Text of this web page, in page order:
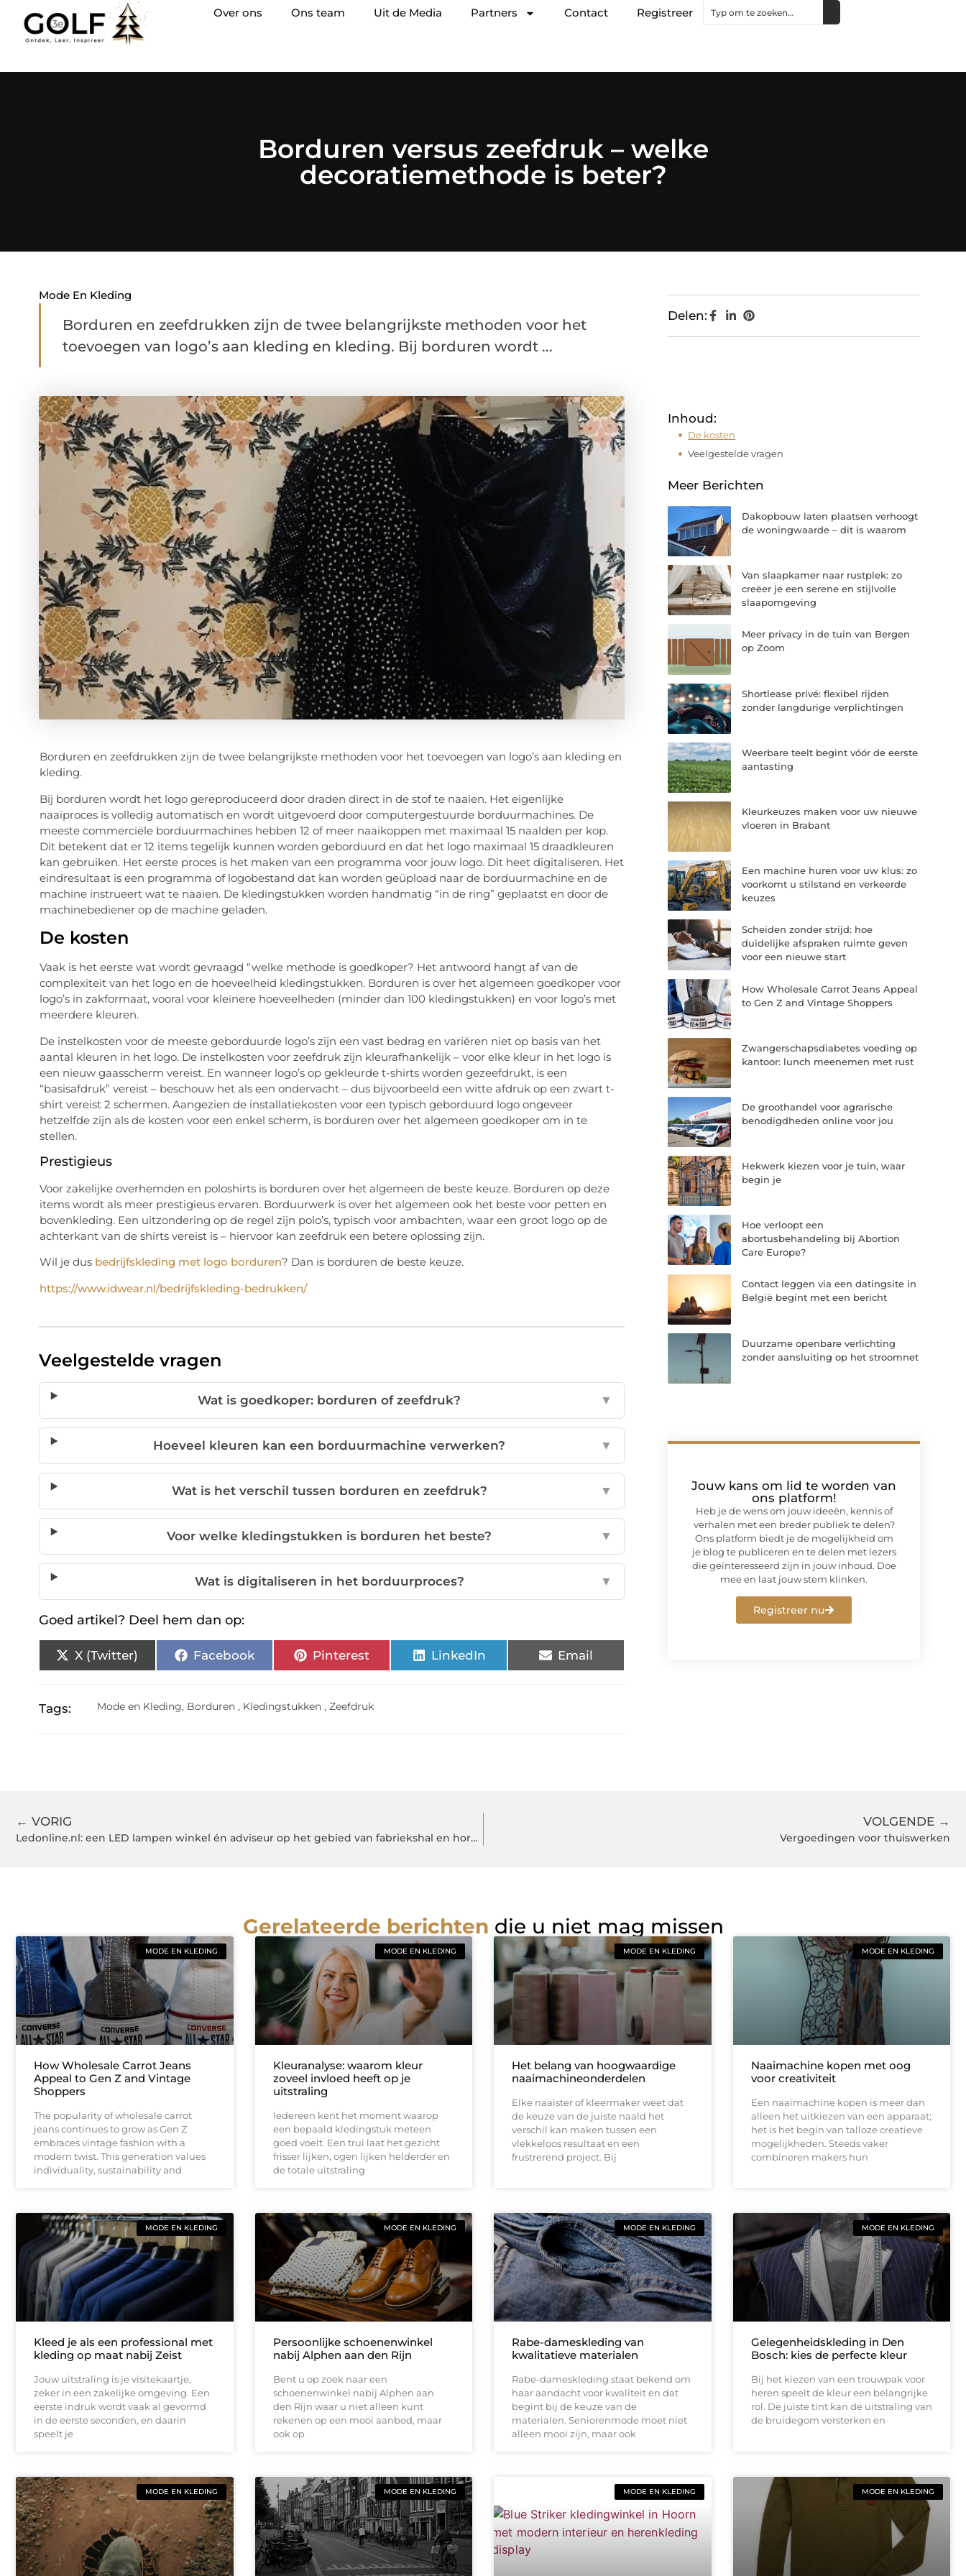
Over ons Ons team Uit de Media Partners Contact Registreer
Borduren versus zeefdruk – welke
decoratiemethode is beter?
Mode En Kleding
Borduren en zeefdrukken zijn de twee belangrijkste methoden voor het
toevoegen van logo’s aan kleding en kleding. Bij borduren wordt ...
Borduren en zeefdrukken zijn de twee belangrijkste methoden voor het toevoegen van logo’s aan kleding en
kleding.
Bij borduren wordt het logo gereproduceerd door draden direct in de stof te naaien. Het eigenlijke
naaiproces is volledig automatisch en wordt uitgevoerd door computergestuurde borduurmachines. De
meeste commerciële borduurmachines hebben 12 of meer naaikoppen met maximaal 15 naalden per kop.
Dit betekent dat er 12 items tegelijk kunnen worden geborduurd en dat het logo maximaal 15 draadkleuren
kan gebruiken. Het eerste proces is het maken van een programma voor jouw logo. Dit heet digitaliseren. Het
eindresultaat is een programma of logobestand dat kan worden geüpload naar de borduurmachine en de
machine instrueert wat te naaien. De kledingstukken worden handmatig “in de ring” geplaatst en door de
machinebediener op de machine geladen.
De kosten
Vaak is het eerste wat wordt gevraagd “welke methode is goedkoper? Het antwoord hangt af van de
complexiteit van het logo en de hoeveelheid kledingstukken. Borduren is over het algemeen goedkoper voor
logo’s in zakformaat, vooral voor kleinere hoeveelheden (minder dan 100 kledingstukken) en voor logo’s met
meerdere kleuren.
De instelkosten voor de meeste geborduurde logo’s zijn een vast bedrag en variëren niet op basis van het
aantal kleuren in het logo. De instelkosten voor zeefdruk zijn kleurafhankelijk – voor elke kleur in het logo is
een nieuw gaasscherm vereist. En wanneer logo’s op gekleurde t-shirts worden gezeefdrukt, is een
“basisafdruk” vereist – beschouw het als een ondervacht – dus bijvoorbeeld een witte afdruk op een zwart t-
shirt vereist 2 schermen. Aangezien de installatiekosten voor een typisch geborduurd logo ongeveer
hetzelfde zijn als de kosten voor een enkel scherm, is borduren over het algemeen goedkoper om in te
stellen.
Prestigieus
Voor zakelijke overhemden en poloshirts is borduren over het algemeen de beste keuze. Borduren op deze
items wordt als meer prestigieus ervaren. Borduurwerk is over het algemeen ook het beste voor petten en
bovenkleding. Een uitzondering op de regel zijn polo’s, typisch voor ambachten, waar een groot logo op de
achterkant van de shirts vereist is – hiervoor kan zeefdruk een betere oplossing zijn.
Wil je dus bedrijfskleding met logo borduren? Dan is borduren de beste keuze.
https://www.idwear.nl/bedrijfskleding-bedrukken/
Veelgestelde vragen
Wat is goedkoper: borduren of zeefdruk? ▼
Hoeveel kleuren kan een borduurmachine verwerken? ▼
Wat is het verschil tussen borduren en zeefdruk? ▼
Voor welke kledingstukken is borduren het beste? ▼
Wat is digitaliseren in het borduurproces? ▼
Goed artikel? Deel hem dan op:
X (Twitter) Facebook Pinterest LinkedIn Email
Tags: Mode en Kleding, Borduren , Kledingstukken ,Zeefdruk
Delen:
Inhoud:
De kosten
Veelgestelde vragen
Meer Berichten
Dakopbouw laten plaatsen verhoogt
de woningwaarde – dit is waarom
Van slaapkamer naar rustplek: zo
creëer je een serene en stijlvolle
slaapomgeving
Meer privacy in de tuin van Bergen
op Zoom
Shortlease privé: flexibel rijden
zonder langdurige verplichtingen
Weerbare teelt begint vóór de eerste
aantasting
Kleurkeuzes maken voor uw nieuwe
vloeren in Brabant
Een machine huren voor uw klus: zo
voorkomt u stilstand en verkeerde
keuzes
Scheiden zonder strijd: hoe
duidelijke afspraken ruimte geven
voor een nieuwe start
How Wholesale Carrot Jeans Appeal
to Gen Z and Vintage Shoppers
Zwangerschapsdiabetes voeding op
kantoor: lunch meenemen met rust
De groothandel voor agrarische
benodigdheden online voor jou
Hekwerk kiezen voor je tuin, waar
begin je
Hoe verloopt een
abortusbehandeling bij Abortion
Care Europe?
Contact leggen via een datingsite in
België begint met een bericht
Duurzame openbare verlichting
zonder aansluiting op het stroomnet
Jouw kans om lid te worden van
ons platform!
Heb je de wens om jouw ideeën, kennis of
verhalen met een breder publiek te delen?
Ons platform biedt je de mogelijkheid om
je blog te publiceren en te delen met lezers
die geïnteresseerd zijn in jouw inhoud. Doe
mee en laat jouw stem klinken.
Registreer nu
← VORIG
Ledonline.nl: een LED lampen winkel én adviseur op het gebied van fabriekshal en horeca verlichting
VOLGENDE →
Vergoedingen voor thuiswerken
Gerelateerde berichten die u niet mag missen
MODE EN KLEDING
How Wholesale Carrot Jeans
Appeal to Gen Z and Vintage
Shoppers
The popularity of wholesale carrot
jeans continues to grow as Gen Z
embraces vintage fashion with a
modern twist. This generation values
individuality, sustainability and
MODE EN KLEDING
Kleuranalyse: waarom kleur
zoveel invloed heeft op je
uitstraling
Iedereen kent het moment waarop
een bepaald kledingstuk meteen
goed voelt. Een trui laat het gezicht
frisser lijken, ogen lijken helderder en
de totale uitstraling
MODE EN KLEDING
Het belang van hoogwaardige
naaimachineonderdelen
Elke naaister of kleermaker weet dat
de keuze van de juiste naald het
verschil kan maken tussen een
vlekkeloos resultaat en een
frustrerend project. Bij
MODE EN KLEDING
Naaimachine kopen met oog
voor creativiteit
Een naaimachine kopen is meer dan
alleen het uitkiezen van een apparaat;
het is het begin van talloze creatieve
mogelijkheden. Steeds vaker
combineren makers hun
MODE EN KLEDING
Kleed je als een professional met
kleding op maat nabij Zeist
Jouw uitstraling is je visitekaartje,
zeker in een zakelijke omgeving. Een
eerste indruk wordt vaak al gevormd
in de eerste seconden, en daarin
speelt je
MODE EN KLEDING
Persoonlijke schoenenwinkel
nabij Alphen aan den Rijn
Bent u op zoek naar een
schoenenwinkel nabij Alphen aan
den Rijn waar u niet alleen kunt
rekenen op een mooi aanbod, maar
ook op
MODE EN KLEDING
Rabe-dameskleding van
kwalitatieve materialen
Rabe-dameskleding staat bekend om
haar aandacht voor kwaliteit en dat
begint bij de keuze van de
materialen. Seniorenmode moet niet
alleen mooi zijn, maar ook
MODE EN KLEDING
Gelegenheidskleding in Den
Bosch: kies de perfecte kleur
Bij het kiezen van een trouwpak voor
heren speelt de kleur een belangrijke
rol. De juiste tint kan de uitstraling van
de bruidegom versterken en
MODE EN KLEDING MODE EN KLEDING MODE EN KLEDING MODE EN KLEDING